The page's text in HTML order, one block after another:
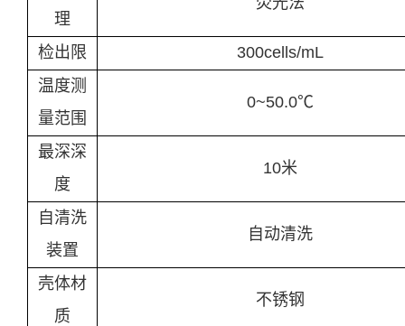
理
检出限
300cells/mL
温度测
量范围
0~50.0℃
最深深
度
10米
自清洗
装置
自动清洗
壳体材
质
不锈钢